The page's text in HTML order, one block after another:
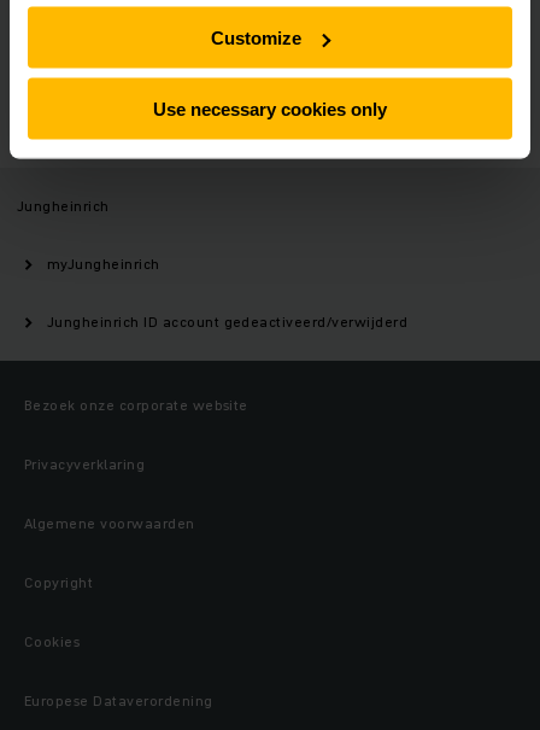
Customize
Use necessary cookies only
Heeft u nog vragen?
NEEM CONTACT MET ONS OP
Jungheinrich
myJungheinrich
Jungheinrich ID account gedeactiveerd/verwijderd
Bezoek onze corporate website
Privacyverklaring
Algemene voorwaarden
Copyright
Cookies
Europese Dataverordening